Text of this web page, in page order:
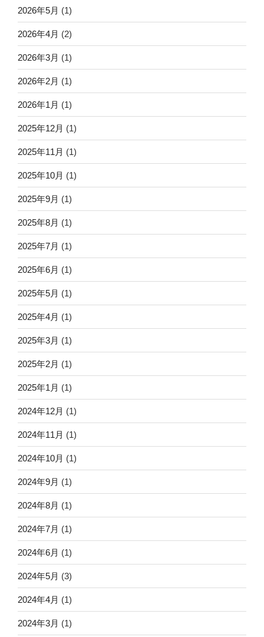
2026年5月 (1)
2026年4月 (2)
2026年3月 (1)
2026年2月 (1)
2026年1月 (1)
2025年12月 (1)
2025年11月 (1)
2025年10月 (1)
2025年9月 (1)
2025年8月 (1)
2025年7月 (1)
2025年6月 (1)
2025年5月 (1)
2025年4月 (1)
2025年3月 (1)
2025年2月 (1)
2025年1月 (1)
2024年12月 (1)
2024年11月 (1)
2024年10月 (1)
2024年9月 (1)
2024年8月 (1)
2024年7月 (1)
2024年6月 (1)
2024年5月 (3)
2024年4月 (1)
2024年3月 (1)